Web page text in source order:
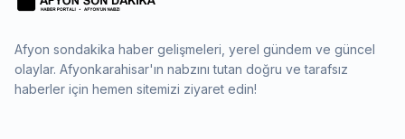
Afyon sondakika haber gelişmeleri, yerel gündem ve güncel
olaylar. Afyonkarahisar'ın nabzını tutan doğru ve tarafsız
haberler için hemen sitemizi ziyaret edin!